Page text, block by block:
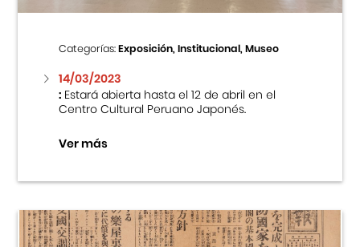
Categorías:Exposición, Institucional, Museo
14/03/2023
:Estará abierta hasta el 12 de abril en el
Centro Cultural Peruano Japonés.
Ver más